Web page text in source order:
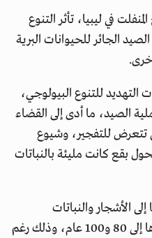
في ليبيا، تأثر التنوع
الجائر للحيوانات البرية
التهديد للتنوع البيولوجي،
الصيد، ما أدى إلى القضاء
تتعرض للتفجير، وشيوع
بقع كانت مليئة بالنباتات
إلى الأشجار والنباتات
العملاقة والمعمرة التي يصل عمرها إلى 80 و100 عام، وذلك رغم